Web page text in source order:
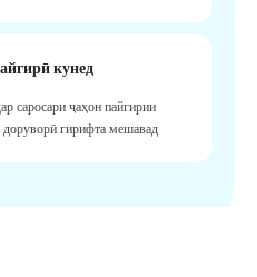
кунед
саросари ҷаҳон пайгирии
гирифта мешавад